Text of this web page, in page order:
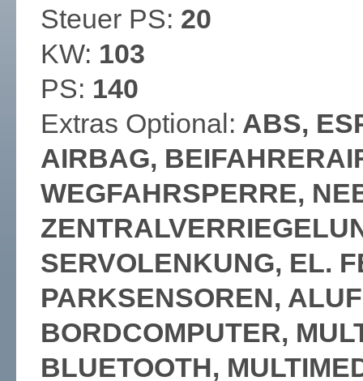
Steuer PS: 20
KW: 103
PS: 140
Extras Optional: ABS,
AIRBAG,
WEGFAHRSPERRE,
SERVOLENKUNG, EL.
PARKSENSOREN,
BORDCOMPUTER,
BLUETOOTH,